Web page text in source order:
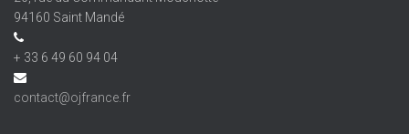
94160 Saint Mandé
+ 33 6 49 60 94 04
contact@ojfrance.fr